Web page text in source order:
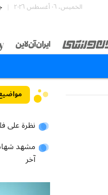
الخميس، ٠٦ أغسطس ٢٠٢٦
نظرة على
مشهد
آخر